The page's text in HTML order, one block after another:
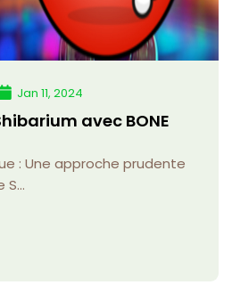
Jan 11, 2024
avec BONE
: Une approche prudente